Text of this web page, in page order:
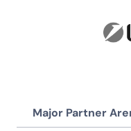
Major Partner